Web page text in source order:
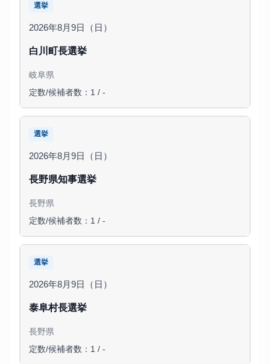
選挙
2026年8月9日（日）
白川町長選挙
岐阜県
定数/候補者数：1 / -
選挙
2026年8月9日（日）
長野県知事選挙
長野県
定数/候補者数：1 / -
選挙
2026年8月9日（日）
泰阜村長選挙
長野県
定数/候補者数：1 / -